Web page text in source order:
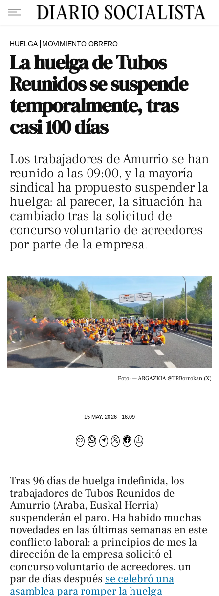
HUELGA MOVIMIENTO OBRERO
La huelga de Tubos
Reunidos se suspende
temporalmente, tras
casi 100 días
Los trabajadores de Amurrio se han
reunido a las 09:00, y la mayoría
sindical ha propuesto suspender la
huelga: al parecer, la situación ha
cambiado tras la solicitud de
concurso voluntario de acreedores
por parte de la empresa.
Foto: — ARGAZKIA @TRBorrokan (X)
15 MAY. 2026 - 16:09
Tras 96 días de huelga indefinida, los
trabajadores de Tubos Reunidos de
Amurrio (Araba, Euskal Herria)
suspenderán el paro. Ha habido muchas
novedades en las últimas semanas en este
conflicto laboral: a principios de mes la
dirección de la empresa solicitó el
concurso voluntario de acreedores, un
par de días después se celebró una
asamblea para romper la huelga